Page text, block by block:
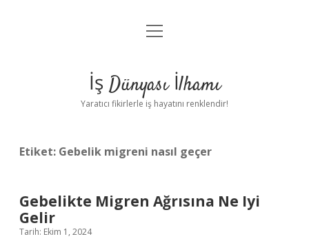
Anasayfa
Yasal Uyarı
menüyü
İş Dünyası İlhamı
Yaratıcı fikirlerle iş hayatını renklendir!
Etiket: Gebelik migreni nasıl geçer
Gebelikte Migren Ağrısına Ne Iyi
Gelir
Tarih: Ekim 1, 2024